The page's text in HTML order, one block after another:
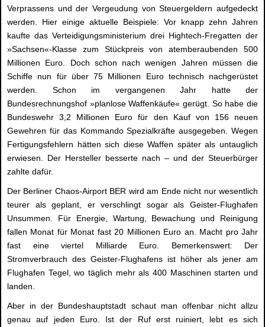
Verprassens und der Vergeudung von Steuergeldern aufgedeckt
werden. Hier einige aktuelle Beispiele: Vor knapp zehn Jahren
kaufte das Verteidigungsministerium drei Hightech-Fregatten der
»Sachsen«-Klasse zum Stückpreis von atemberaubenden 500
Millionen Euro. Doch schon nach wenigen Jahren müssen die
Schiffe nun für über 75 Millionen Euro technisch nachgerüstet
werden. Schon im vergangenen Jahr hatte der
Bundesrechnungshof »planlose Waffenkäufe« gerügt. So habe die
Bundeswehr 3,2 Millionen Euro für den Kauf von 156 neuen
Gewehren für das Kommando Spezialkräfte ausgegeben. Wegen
Fertigungsfehlern hätten sich diese Waffen später als untauglich
erwiesen. Der Hersteller besserte nach – und der Steuerbürger
zahlte dafür.
Der Berliner Chaos-Airport BER wird am Ende nicht nur wesentlich
teurer als geplant, er verschlingt sogar als Geister-Flughafen
Unsummen. Für Energie, Wartung, Bewachung und Reinigung
fallen Monat für Monat fast 20 Millionen Euro an. Macht pro Jahr
fast eine viertel Milliarde Euro. Bemerkenswert: Der
Stromverbrauch des Geister-Flughafens ist höher als jener am
Flughafen Tegel, wo täglich mehr als 400 Maschinen starten und
landen.
Aber in der Bundeshauptstadt schaut man offenbar nicht allzu
genau auf jeden Euro. Ist der Ruf erst ruiniert, lebt es sich